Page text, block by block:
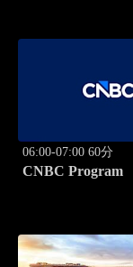
06:00-07:00 60分
CNBC Program